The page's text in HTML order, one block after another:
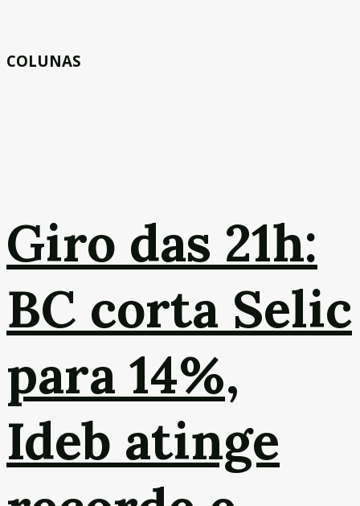
COLUNAS
Giro das 21h:
BC corta Selic
para 14%,
Ideb atinge